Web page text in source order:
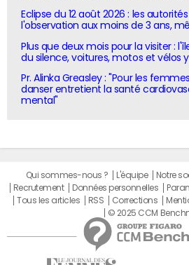
Eclipse du 12 août 2026 : les
l'observation aux moins de 3 ans,
Plus que deux mois pour la visiter :
du silence, voitures, motos et vélos
Pr. Alinka Greasley : "Pour les
danser entretient la santé
mental"
Qui sommes-nous ? L'équipe Notre
Recrutement
Données personnelles
Tous les articles
RSS Corrections
© 2025 CCM